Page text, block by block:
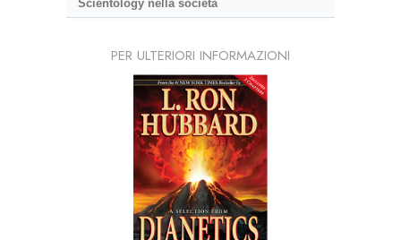
Scientology nella società
PER ULTERIORI INFORMAZIONI